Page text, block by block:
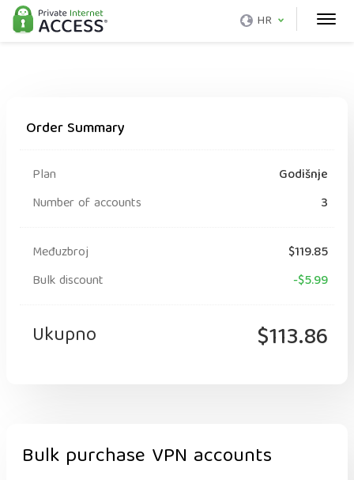
HR
Order Summary
Plan
Godišnje
Number of accounts
3
Međuzbroj
$119.85
Bulk discount
-$5.99
Ukupno $113.86
Bulk purchase VPN accounts